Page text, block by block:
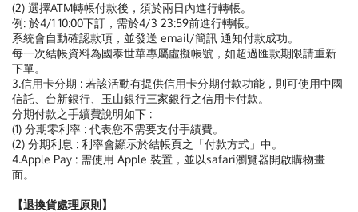
(2) 選擇ATM轉帳付款後，須於兩日內進行轉帳。
例: 於4/1 10:00下訂，需於4/3 23:59前進行轉帳。
系統會自動確認款項，並發送 email/簡訊 通知付款成功。
每一次結帳資料為國泰世華專屬虛擬帳號，如超過匯款期限請重新
下單。
3.信用卡分期 : 若該活動有提供信用卡分期付款功能，則可使用中國
信託、台新銀行、玉山銀行三家銀行之信用卡付款。
分期付款之手續費說明如下 :
(1) 分期零利率 : 代表您不需要支付手績費。
(2) 分期利息 : 利率會顯示於結帳頁之「付款方式」中。
4.Apple Pay : 需使用 Apple 裝置，並以safari瀏覽器開啟購物畫
面。
【退換貨處理原則】